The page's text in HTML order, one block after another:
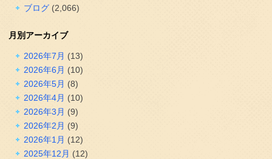
ブログ(2,066)
月別アーカイブ
2026年7月 (13)
2026年6月 (10)
2026年5月 (8)
2026年4月 (10)
2026年3月 (9)
2026年2月 (9)
2026年1月 (12)
2025年12月 (12)